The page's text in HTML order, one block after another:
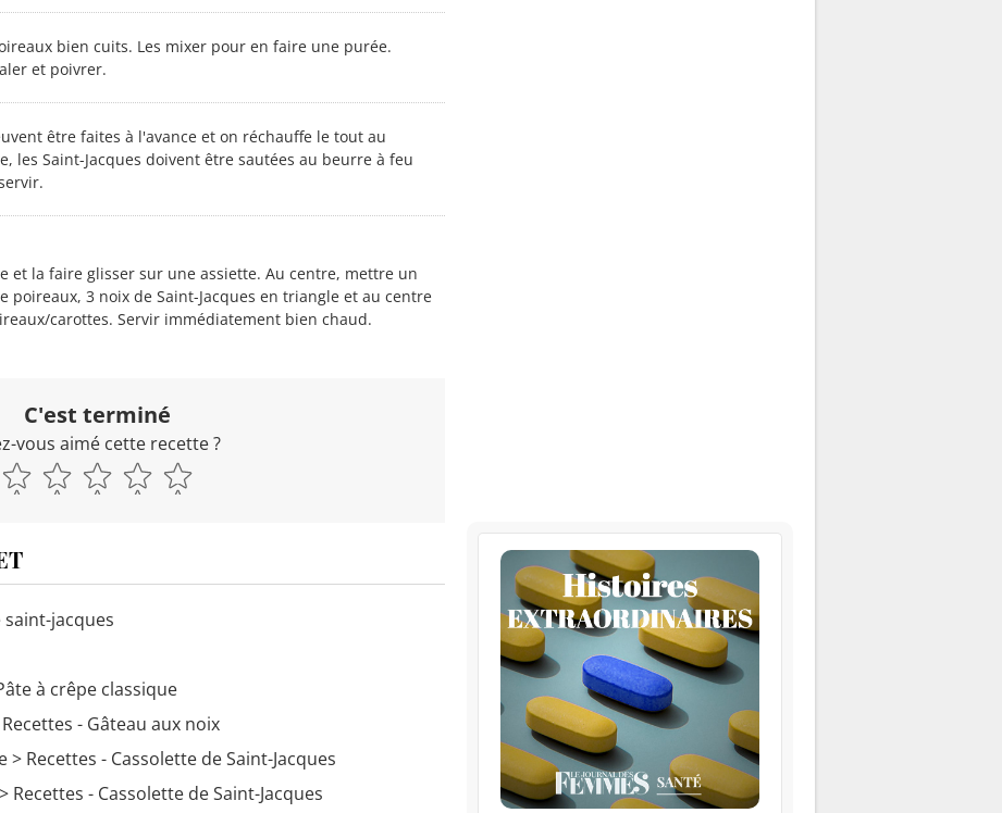
bien cuits. Les mixer pour en faire une purée.
et poivrer.
être faites à l'avance et on réchauffe le tout au
les Saint-Jacques doivent être sautées au beurre à feu
et la faire glisser sur une assiette. Au centre, mettre un
poireaux, 3 noix de Saint-Jacques en triangle et au centre
carottes. Servir immédiatement bien chaud.
C'est terminé
vous aimé cette recette ?
jacques
à crêpe classique
- Gâteau aux noix
> Recettes - Cassolette de Saint-Jacques
> Recettes - Cassolette de Saint-Jacques